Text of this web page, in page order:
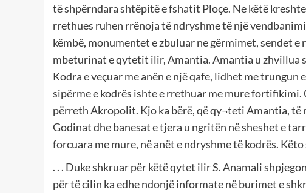
të shpërndara shtëpitë e fshatit Ploçe. Ne këtë
rrethues ruhen rrënoja të ndryshme të një
këmbë, monumentet e zbuluar ne gërmimet, sendet
mbeturinat e qytetit ilir, Amantia. Amantia u zhvillua
Kodra e veçuar me anën e një qafe, lidhet me
sipërme e kodrës ishte e rrethuar me mure
përreth Akropolit. Kjo ka bërë, që qy¬teti Amantia, të
Godinat dhe banesat e tjera u ngritën në sheshet e
forcuara me mure, në anët e ndryshme të kodrës.
. . . Duke shkruar për këtë qytet ilir S. Anamali
për të cilin ka edhe ndonjë informate në burimet e